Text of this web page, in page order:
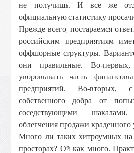
не получишь. И все же
официальную статистику
Прежде всего, постараемся
российским предприятиям
оффшорные структуры.
они правильные. Во-
уворовывать часть
предприятий. Во-
собственного добра от
соседствующими
облегчения продажи
Много ли таких хитроумных на
просторах? Ой как много.